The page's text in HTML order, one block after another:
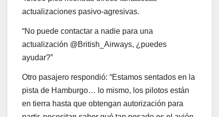
actualizaciones pasivo-agresivas.
“No puede contactar a nadie para una
actualización @British_Airways, ¿puedes
ayudar?”
Otro pasajero respondió: “Estamos sentados en la
pista de Hamburgo… lo mismo, los pilotos están
en tierra hasta que obtengan autorización para